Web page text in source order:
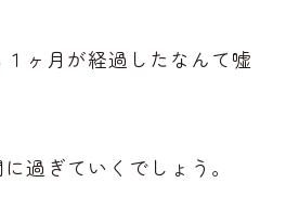
ヶ月が経過したなんて嘘
過ぎていくでしょう。